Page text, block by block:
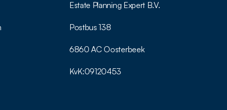
Estate Planning Expert B.V.
Postbus 138
6860 AC Oosterbeek
KvK:09120453